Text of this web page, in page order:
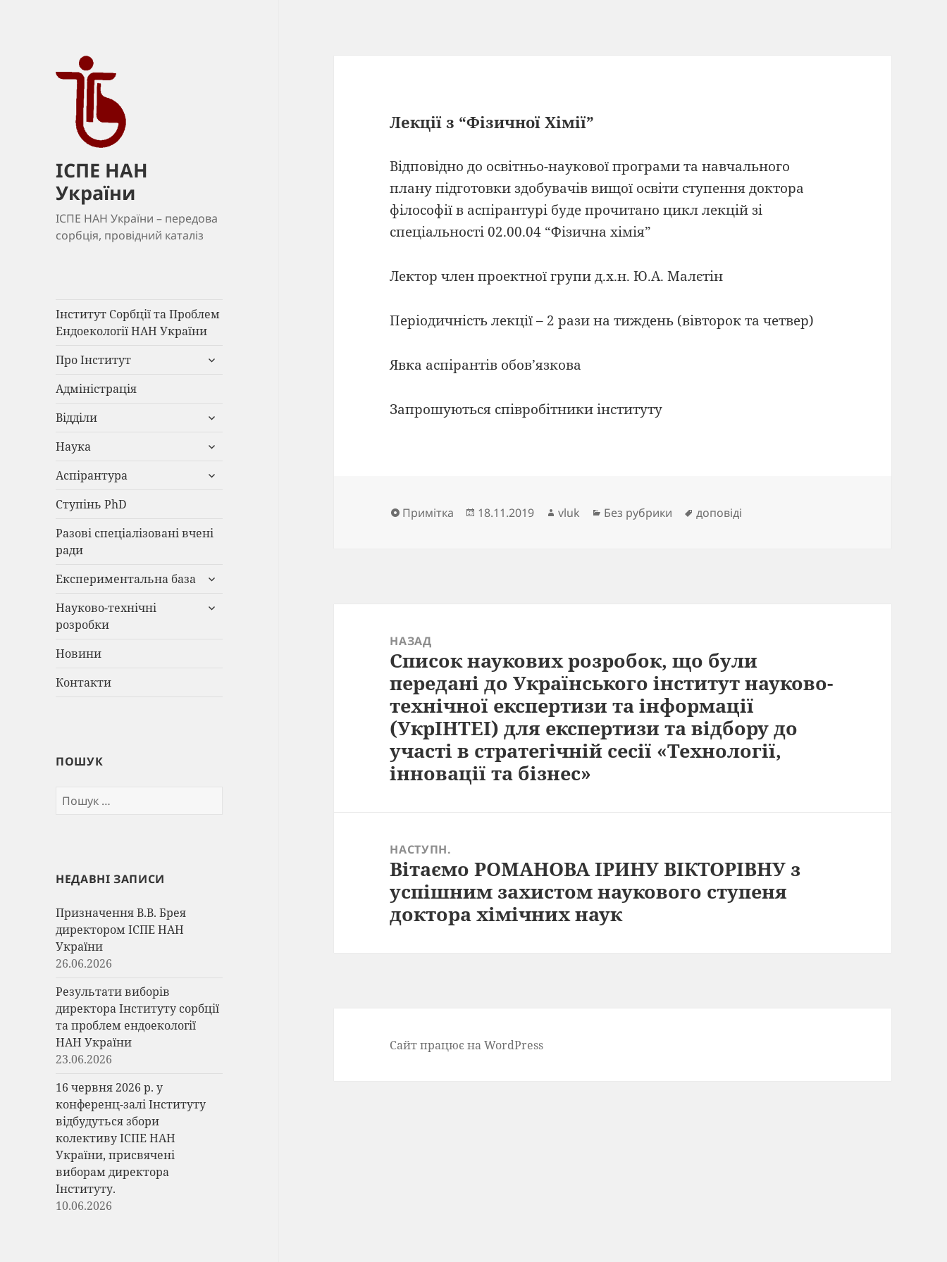
ІСПЕ НАН
України
ІСПЕ НАН України – передова
сорбція, провідний каталіз
Інститут Сорбції та Проблем
Ендоекології НАН України
Про Інститут
розгорнути
Адміністрація
Відділи
розгорнути
Наука
розгорнути
Аспірантура
розгорнути
Ступінь PhD
Разові спеціалізовані вчені
ради
Експериментальна база
розгорнути
Науково-технічні
розробки
розгорнути
Новини
Контакти
ПОШУК
Пошук:
НЕДАВНІ ЗАПИСИ
Призначення В.В. Брея
директором ІСПЕ НАН
України
26.06.2026
Результати виборів
директора Інституту сорбції
та проблем ендоекології
НАН України
23.06.2026
16 червня 2026 р. у
конференц-залі Інституту
відбудуться збори
колективу ІСПЕ НАН
України, присвячені
виборам директора
Інституту.
10.06.2026
Лекції з “Фізичної Хімії”
Відповідно до освітньо-наукової програми та навчального
плану підготовки здобувачів вищої освіти ступення доктора
філософії в аспірантурі буде прочитано цикл лекцій зі
спеціальності 02.00.04 “Фізична хімія”
Лектор член проектної групи д.х.н. Ю.А. Малєтін
Періодичність лекції – 2 рази на тиждень (вівторок та четвер)
Явка аспірантів обов’язкова
Запрошуються співробітники інституту
Формат
Примітка Опубліковано
18.11.2019 Автор
vluk Категорії
Без рубрики Позначки
доповіді
НАЗАД
Попередній
запис:
Список наукових розробок, що були
передані до Українського інститут науково-
технічної експертизи та інформації
(УкрІНТЕІ) для експертизи та відбору до
участі в стратегічній сесії «Технології,
інновації та бізнес»
НАСТУПН.
Наступний
запис:
Вітаємо РОМАНОВА ІРИНУ ВІКТОРІВНУ з
успішним захистом наукового ступеня
доктора хімічних наук
Сайт працює на WordPress